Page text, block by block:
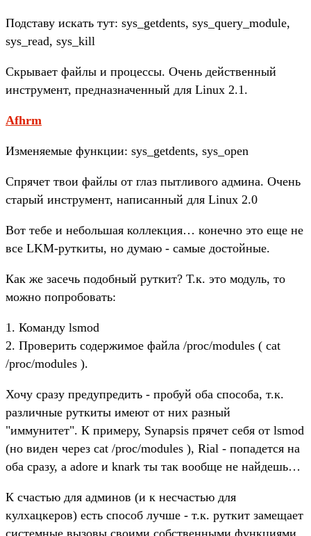
Подставу искать тут: sys_getdents, sys_query_module,
sys_read, sys_kill
Скрывает файлы и процессы. Очень действенный
инструмент, предназначенный для Linux 2.1.
Afhrm
Изменяемые функции: sys_getdents, sys_open
Спрячет твои файлы от глаз пытливого админа. Очень
старый инструмент, написанный для Linux 2.0
Вот тебе и небольшая коллекция… конечно это еще не
все LKM-руткиты, но думаю - самые достойные.
Как же засечь подобный руткит? Т.к. это модуль, то
можно попробовать:
1. Команду lsmod
2. Проверить содержимое файла /proc/modules ( cat
/proc/modules ).
Хочу сразу предупредить - пробуй оба способа, т.к.
различные руткиты имеют от них разный
"иммунитет". К примеру, Synapsis прячет себя от lsmod
(но виден через cat /proc/modules ), Rial - попадется на
оба сразу, а adore и knark ты так вообще не найдешь…
К счастью для админов (и к несчастью для
кулхацкеров) есть способ лучше - т.к. руткит замещает
системные вызовы своими собственными функциями,